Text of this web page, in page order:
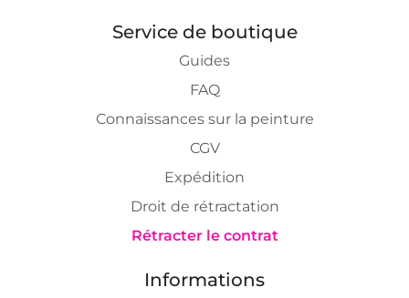
Service de boutique
Guides
FAQ
Connaissances sur la peinture
CGV
Expédition
Droit de rétractation
Rétracter le contrat
Informations